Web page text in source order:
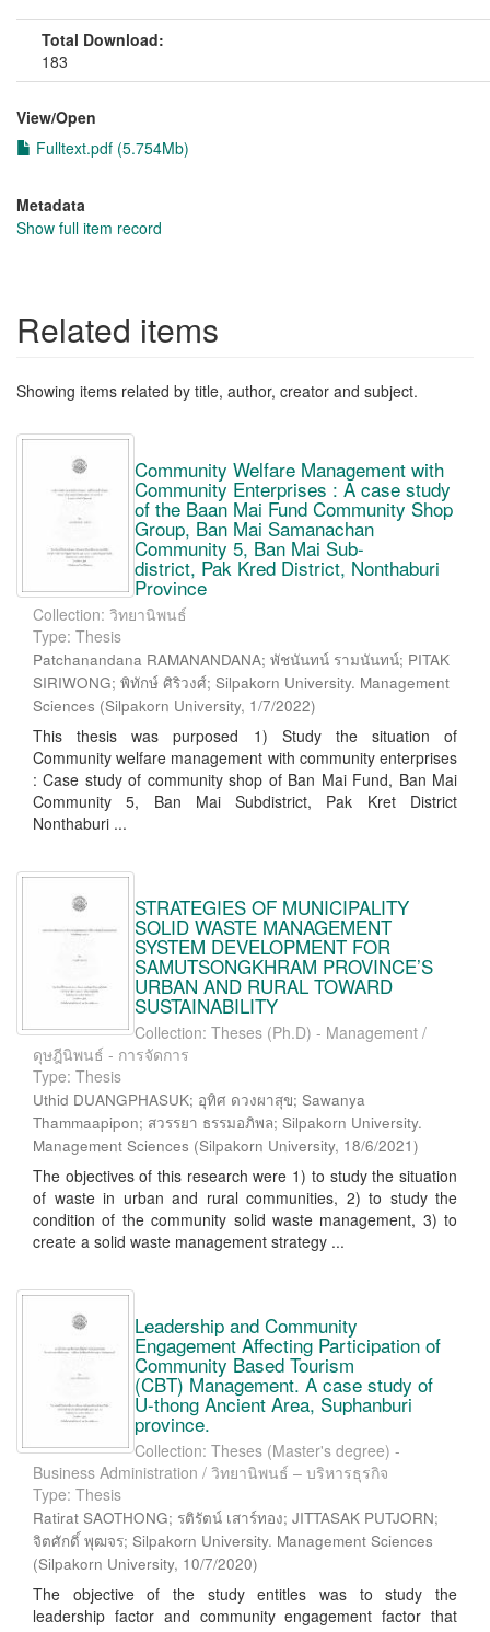
Total Download:
183
View/Open
Fulltext.pdf (5.754Mb)
Metadata
Show full item record
Related items
Showing items related by title, author, creator and subject.
Community Welfare Management with
Community Enterprises : A case study
of the Baan Mai Fund Community Shop
Group, Ban Mai Samanachan
Community 5, Ban Mai Sub-
district, Pak Kred District, Nonthaburi
Province
Collection: วิทยานิพนธ์
Type: Thesis
Patchanandana RAMANANDANA; พัชนันทน์ รามนันทน์; PITAK
SIRIWONG; พิทักษ์ ศิริวงศ์; Silpakorn University. Management
Sciences (Silpakorn University, 1/7/2022)
This thesis was purposed 1) Study the situation of
Community welfare management with community enterprises
: Case study of community shop of Ban Mai Fund, Ban Mai
Community 5, Ban Mai Subdistrict, Pak Kret District
Nonthaburi ...
STRATEGIES OF MUNICIPALITY
SOLID WASTE MANAGEMENT
SYSTEM DEVELOPMENT FOR
SAMUTSONGKHRAM PROVINCE’S
URBAN AND RURAL TOWARD
SUSTAINABILITY
Collection: Theses (Ph.D) - Management /
ดุษฎีนิพนธ์ - การจัดการ
Type: Thesis
Uthid DUANGPHASUK; อุทิศ ดวงผาสุข; Sawanya
Thammaapipon; สวรรยา ธรรมอภิพล; Silpakorn University.
Management Sciences (Silpakorn University, 18/6/2021)
The objectives of this research were 1) to study the situation
of waste in urban and rural communities, 2) to study the
condition of the community solid waste management, 3) to
create a solid waste management strategy ...
Leadership and Community
Engagement Affecting Participation of
Community Based Tourism
(CBT) Management. A case study of
U-thong Ancient Area, Suphanburi
province.
Collection: Theses (Master's degree) -
Business Administration / วิทยานิพนธ์ – บริหารธุรกิจ
Type: Thesis
Ratirat SAOTHONG; รติรัตน์ เสาร์ทอง; JITTASAK PUTJORN;
จิตศักดิ์ พุฒจร; Silpakorn University. Management Sciences
(Silpakorn University, 10/7/2020)
The objective of the study entitles was to study the
leadership factor and community engagement factor that